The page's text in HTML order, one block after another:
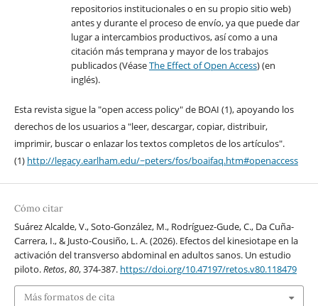
repositorios institucionales o en su propio sitio web)
antes y durante el proceso de envío, ya que puede dar
lugar a intercambios productivos, así como a una
citación más temprana y mayor de los trabajos
publicados (VéaseThe Effect of Open Access) (en
inglés).
Esta revista sigue la "open access policy" de BOAI (1), apoyando los
derechos de los usuarios a "leer, descargar, copiar, distribuir,
imprimir, buscar o enlazar los textos completos de los artículos".
(1) http://legacy.earlham.edu/~peters/fos/boaifaq.htm#openaccess
Cómo citar
Suárez Alcalde, V., Soto-González, M., Rodríguez-Gude, C., Da Cuña-
Carrera, I., & Justo-Cousiño, L. A. (2026). Efectos del kinesiotape en la
activación del transverso abdominal en adultos sanos. Un estudio
piloto.Retos,80, 374-387. https://doi.org/10.47197/retos.v80.118479
Más formatos de cita